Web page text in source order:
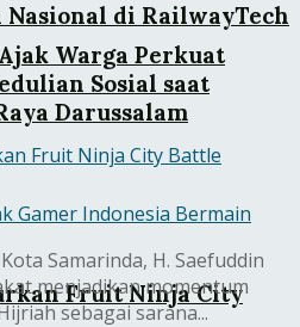
di RailwayTech
Fruit Ninja City
Warga Perkuat
Sosial saat
Darussalam
Samarinda, H. Saefuddin
menjadikan momentum
sebagai sarana...